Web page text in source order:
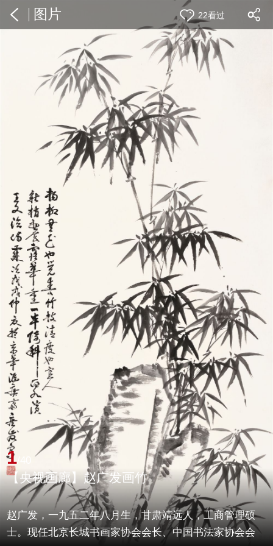
图片 22看过
1
【央视画廊】赵广发画竹
赵广发，一九五二年八月生，甘肃靖远人，工商管理硕
士。现任北京长城书画家协会会长、中国书法家协会会